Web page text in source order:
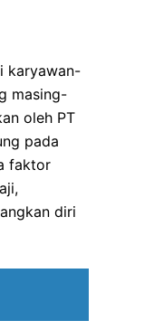
karyawan-
masing-
oleh PT
pada
faktor
diri